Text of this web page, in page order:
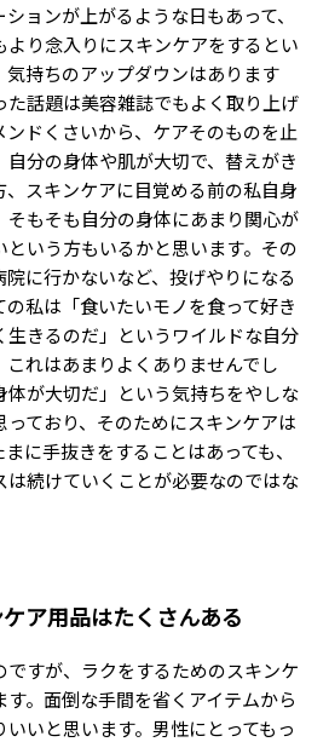
ョンが上がるような日もあって、
り念入りにスキンケアをするとい
気持ちのアップダウンはあります
た話題は美容雑誌でもよく取り上げ
ンドくさいから、ケアそのものを止
分の身体や肌が大切で、替えがき
スキンケアに目覚める前の私自身
そもそも自分の身体にあまり関心が
という方もいるかと思います。その
に行かないなど、投げやりになる
私は「食いたいモノを食って好き
生きるのだ」というワイルドな自分
れはあまりよくありませんでし
体が大切だ」という気持ちをやしな
ており、そのためにスキンケアは
に手抜きをすることはあっても、
は続けていくことが必要なのではな
ア用品はたくさんある
すが、ラクをするためのスキンケ
。面倒な手間を省くアイテムから
いと思います。男性にとってもっ